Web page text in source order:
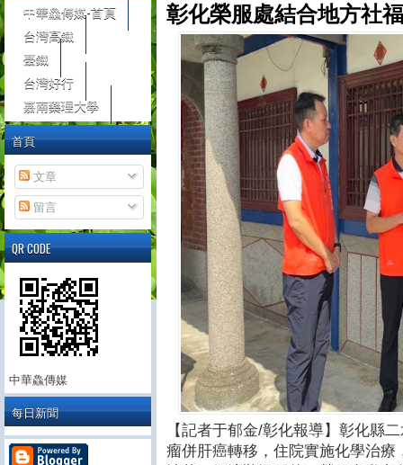
彰化榮服處結合地方社
【記者于郁金/彰化報導】彰化縣
瘤併肝癌轉移，住院實施化學治
中華鱻傳媒-首頁
台灣高鐵
臺鐵
台灣好行
嘉南藥理大學
首頁
文章
留言
QR CODE
中華鱻傳媒
每日新聞